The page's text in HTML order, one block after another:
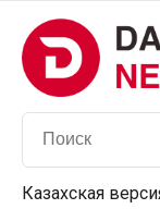
Казахская